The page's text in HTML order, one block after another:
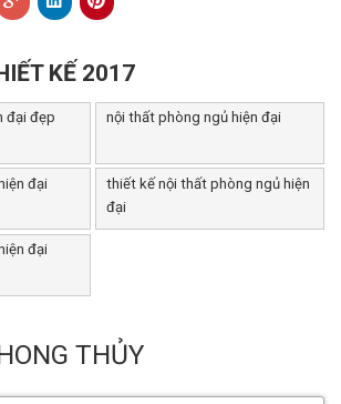
KẾ 2017
đại đẹp
nội thất phòng ngủ hiện đại
đại
thiết kế nội thất phòng ngủ hiện
đại
đại
THỦY